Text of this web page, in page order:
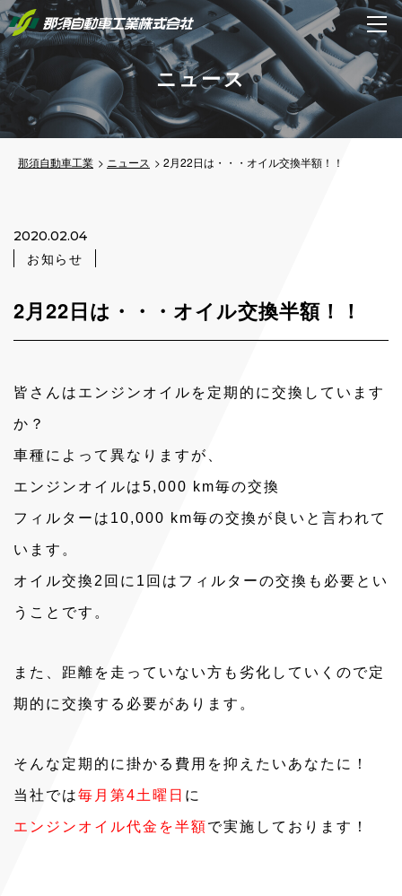
ニュース
那須自動車工業 ニュース 2月22日は・・・オイル交換半額！！
2020.02.04
お知らせ
2月22日は・・・オイル交換半額！！
皆さんはエンジンオイルを定期的に交換しています
か？
車種によって異なりますが、
エンジンオイルは5,000 km毎の交換
フィルターは10,000 km毎の交換が良いと言われて
います。
オイル交換2回に1回はフィルターの交換も必要とい
うことです。
また、距離を走っていない方も劣化していくので定
期的に交換する必要があります。
そんな定期的に掛かる費用を抑えたいあなたに！
当社では毎月第4土曜日 に
エンジンオイル代金を半額で実施しております！